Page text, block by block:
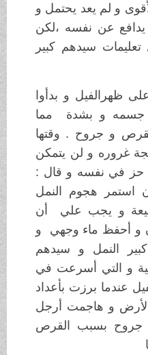
و لم يعد يحتمل و
عن نفسه ،لكن
سيدهم كبير
ظهرالفيل و بدأوا
و بشدة مما
و جروح . وقتها
غروره و لن يتمكن
في نفسه و قال :
هجوم النمل
و يجب علي أن
أحفظ ماء وجهي و
النمل و سيدهم
و التي أسرعت في
عندما برزت بأعداد
و هاجمت أرجل
بسبب القرص